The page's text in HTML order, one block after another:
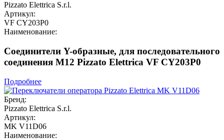
Pizzato Elettrica S.r.l.
Артикул:
VF CY203P0
Наименование:
Соединители Y-образные, для последовательного
соединения M12 Pizzato Elettrica VF CY203P0
Подробнее
Бренд:
Pizzato Elettrica S.r.l.
Артикул:
MK V11D06
Наименование: